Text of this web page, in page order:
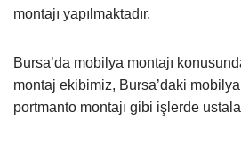
montajı yapılmaktadır.
Bursa’da mobilya montajı
montaj ekibimiz, Bursa’daki
portmanto montajı gibi işlerde